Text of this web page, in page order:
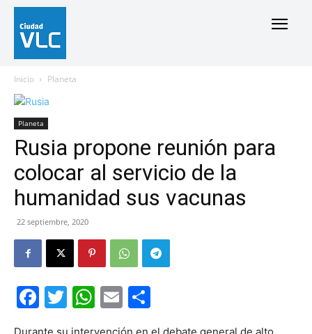
Inicio Planeta
Planeta
Rusia propone reunión para
colocar al servicio de la
humanidad sus vacunas
22 septiembre, 2020
Facebook
Twitter
WhatsApp
Email